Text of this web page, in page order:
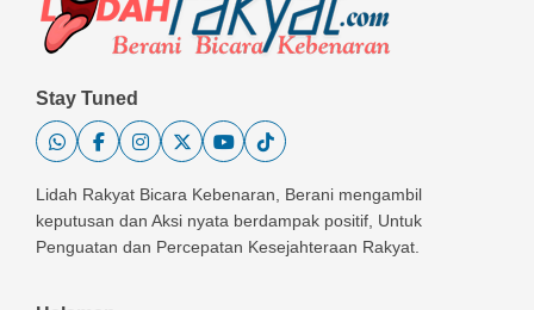
Stay Tuned
Lidah Rakyat Bicara Kebenaran, Berani mengambil
keputusan dan Aksi nyata berdampak positif, Untuk
Penguatan dan Percepatan Kesejahteraan Rakyat.